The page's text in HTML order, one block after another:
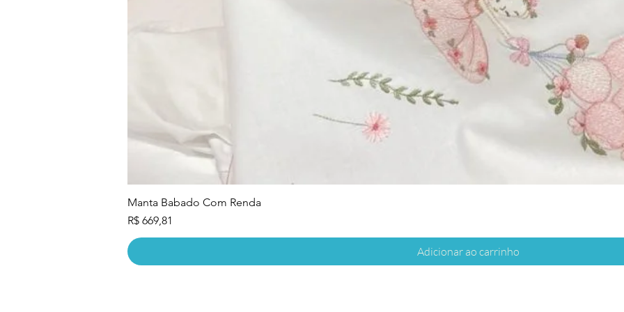
Manta Babado Com Renda
Preço
R$ 669,81
Adicionar ao carrinho